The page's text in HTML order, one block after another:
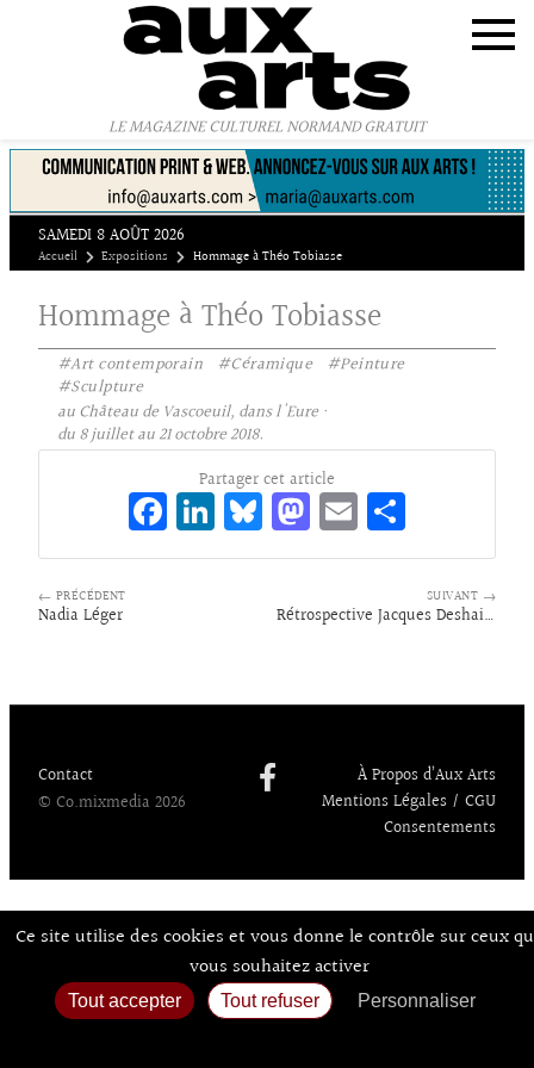
LE MAGAZINE CULTUREL NORMAND GRATUIT
SAMEDI 8 AOÛT 2026
Accueil Expositions Hommage à Théo Tobiasse
Hommage à Théo Tobiasse
#Art contemporain #Céramique
#Peinture
#Sculpture
au Château de Vascoeuil, dans l'Eure ·
du 8 juillet au 21 octobre 2018.
Partager cet article
Fa
ce
Li
n
Bl
ue
y
M
as
d
n
E
m
l
rt
ag
er
← PRÉCÉDENT
Nadia Léger
SUIVANT →
Rétrospective Jacques Deshaies
Contact
© Co.mixmedia 2026
À Propos d’Aux Arts
Mentions Légales / CGU
Consentements
Panneau de gestion des cookies
Ce site utilise des cookies et vous donne le contrôle sur ceux
vous souhaitez activer
Tout accepter Tout refuser
Personnaliser